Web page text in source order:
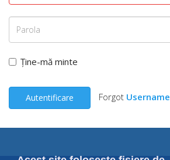
Ține-mă minte
Autentificare Forgot Username